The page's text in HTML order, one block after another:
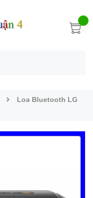
Loa Bluetooth LG